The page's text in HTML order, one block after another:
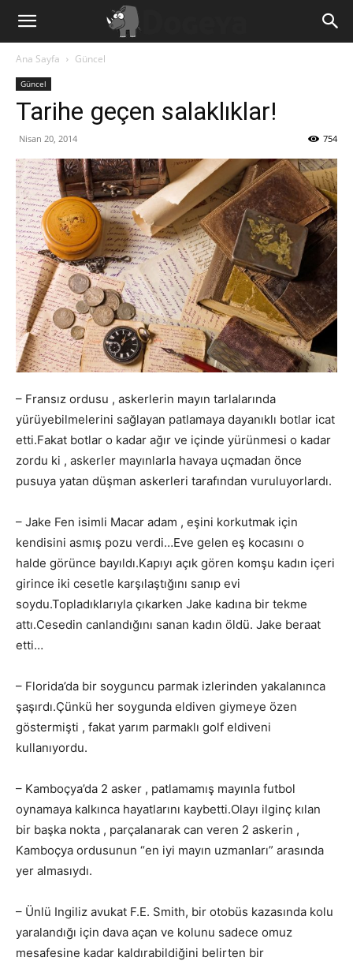
Ana Sayfa Güncel
Güncel
Tarihe geçen salaklıklar!
Nisan 20, 2014 754
– Fransız ordusu , askerlerin mayın tarlalarında
yürüyebilmelerini sağlayan patlamaya dayanıklı botlar icat
etti.Fakat botlar o kadar ağır ve içinde yürünmesi o kadar
zordu ki , askerler mayınlarla havaya uçmadan önce
pusuya yatan düşman askerleri tarafından vuruluyorlardı.
– Jake Fen isimli Macar adam , eşini korkutmak için
kendisini asmış pozu verdi…Eve gelen eş kocasını o
halde görünce bayıldı.Kapıyı açık gören komşu kadın içeri
girince iki cesetle karşılaştığını sanıp evi
soydu.Topladıklarıyla çıkarken Jake kadına bir tekme
attı.Cesedin canlandığını sanan kadın öldü. Jake beraat
etti…
– Florida’da bir soyguncu parmak izlerinden yakalanınca
şaşırdı.Çünkü her soygunda eldiven giymeye özen
göstermişti , fakat yarım parmaklı golf eldiveni
kullanıyordu.
– Kamboçya’da 2 asker , patlamamış mayınla futbol
oynamaya kalkınca hayatlarını kaybetti.Olayı ilginç kılan
bir başka nokta , parçalanarak can veren 2 askerin ,
Kamboçya ordusunun “en iyi mayın uzmanları” arasında
yer almasıydı.
– Ünlü Ingiliz avukat F.E. Smith, bir otobüs kazasında kolu
yaralandığı için dava açan ve kolunu sadece omuz
mesafesine kadar kaldırabildiğini belirten bir